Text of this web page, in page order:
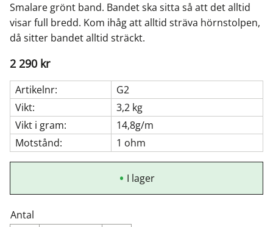
Smalare grönt band. Bandet ska sitta så att det alltid
visar full bredd. Kom ihåg att alltid sträva hörnstolpen,
då sitter bandet alltid sträckt.
2 290kr
Antal
I lager
Artikelnr
G2
Vikt
3,2 kg
Vikt i gram
14,8g/m
Motstånd
1 ohm